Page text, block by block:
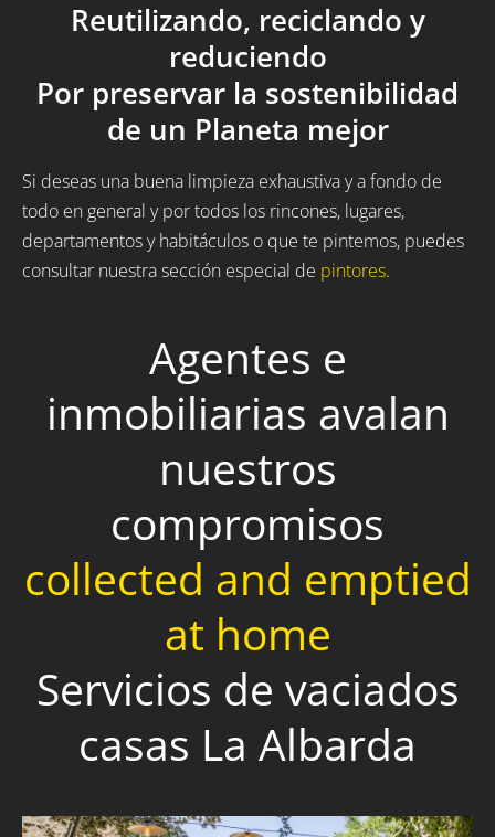
Reutilizando, reciclando y
reduciendo
Por preservar la sostenibilidad
de un Planeta mejor
Si deseas una buena limpieza exhaustiva y a fondo de
todo en general y por todos los rincones, lugares,
departamentos y habitáculos o que te pintemos, puedes
consultar nuestra sección especial de pintores.
Agentes e
inmobiliarias avalan
nuestros
compromisos
collected and emptied
at home
Servicios de vaciados
casas La Albarda